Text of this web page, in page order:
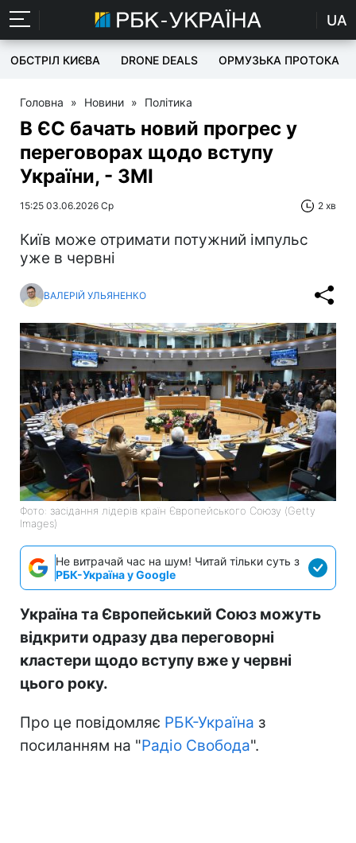
UA
ОБСТРІЛ КИЄВА DRONE DEALS ОРМУЗЬКА ПРОТОКА
Головна » Новини » Політика
В ЄС бачать новий прогрес у
переговорах щодо вступу
України, - ЗМІ
15:25 03.06.2026 Ср 2 хв
Київ може отримати потужний імпульс
уже в червні
ВАЛЕРІЙ УЛЬЯНЕНКО
Фото: засідання лідерів країн Європейського Союзу (Getty
Images)
Не витрачай час на шум! Читай тільки суть з
РБК-Україна у Google
Україна та Європейський Союз можуть
відкрити одразу два переговорні
кластери щодо вступу вже у червні
цього року.
Про це повідомляє РБК-Україна з
посиланням на "Радіо Свобода".